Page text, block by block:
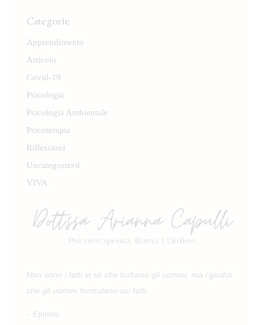
Categorie
Apprendimento
Articolo
Covid-19
Psicologia
Psicologia Ambientale
Psicoterapia
Riflessioni
Uncategorized
VIVA
Non sono i fatti in sé che turbano gli uomini, ma i giudizi
che gli uomini formulano sui fatti.
– Epitteto